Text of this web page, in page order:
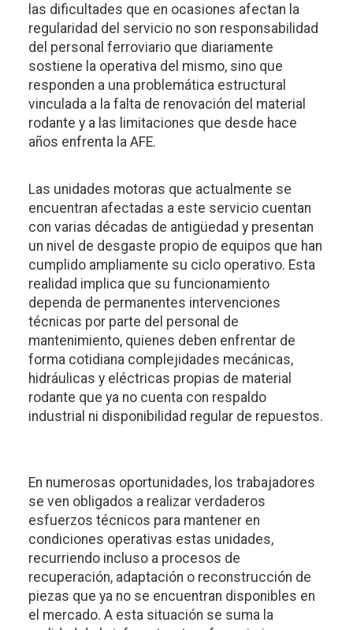
las dificultades que en ocasiones afectan la
regularidad del servicio no son responsabilidad
del personal ferroviario que diariamente
sostiene la operativa del mismo, sino que
responden a una problemática estructural
vinculada a la falta de renovación del material
rodante y a las limitaciones que desde hace
años enfrenta la AFE.
Las unidades motoras que actualmente se
encuentran afectadas a este servicio cuentan
con varias décadas de antigüedad y presentan
un nivel de desgaste propio de equipos que han
cumplido ampliamente su ciclo operativo. Esta
realidad implica que su funcionamiento
dependa de permanentes intervenciones
técnicas por parte del personal de
mantenimiento, quienes deben enfrentar de
forma cotidiana complejidades mecánicas,
hidráulicas y eléctricas propias de material
rodante que ya no cuenta con respaldo
industrial ni disponibilidad regular de repuestos.
En numerosas oportunidades, los trabajadores
se ven obligados a realizar verdaderos
esfuerzos técnicos para mantener en
condiciones operativas estas unidades,
recurriendo incluso a procesos de
recuperación, adaptación o reconstrucción de
piezas que ya no se encuentran disponibles en
el mercado. A esta situación se suma la